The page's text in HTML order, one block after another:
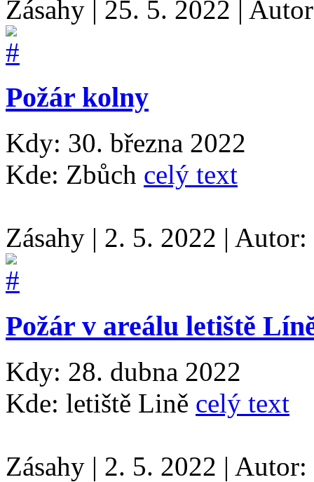
Zásahy 25. 5. 2022
Požár kolny
Kdy: 30. března 2022
Kde: Zbůch celý text
Zásahy | 2. 5. 2022 | Autor:
Požár v areálu letiště
Kdy: 28. dubna 2022
Kde: letiště Lině celý text
Zásahy | 2. 5. 2022 | Autor: